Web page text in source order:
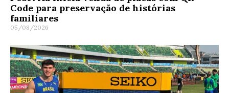
Code para preservação de histórias
familiares
05/08/2026